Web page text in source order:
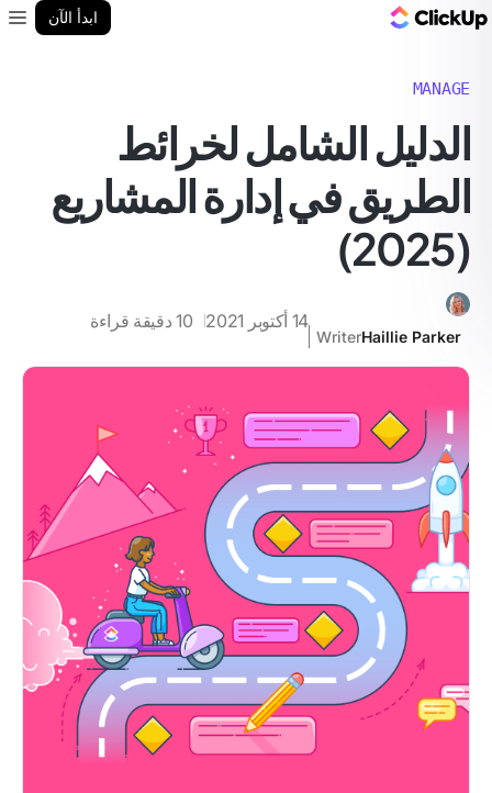
ابدأ الآن
MANAGE
الدليل الشامل لخرائط
الطريق في إدارة المشاريع
(2025)
Haillie Parker
Writer
14 أكتوبر 2021 10 دقيقة قراءة